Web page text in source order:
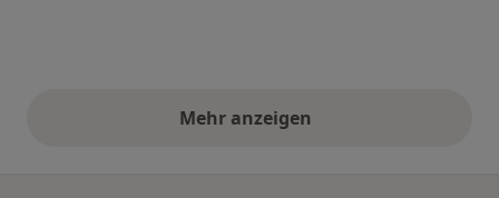
Mehr anzeigenobige Stellungnahmen